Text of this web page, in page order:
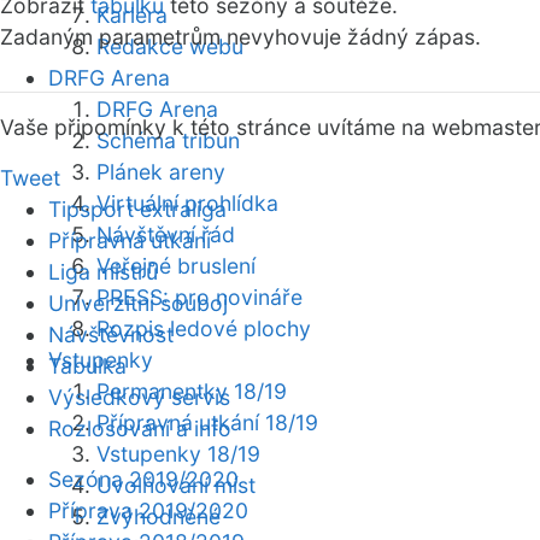
Kariéra
Redakce webu
DRFG Arena
DRFG Arena
Schéma tribun
Plánek areny
Virtuální prohlídka
Návštěvní řád
Veřejné bruslení
PRESS: pro novináře
Rozpis ledové plochy
Vstupenky
Permanentky 18/19
Přípravná utkání 18/19
Vstupenky 18/19
Uvolňování míst
Zvýhodněné
Zobrazit tabulku této sezóny a soutěže.
Zadaným parametrům nevyhovuje žádný zápas.
Vaše připomínky k této stránce uvítáme na webmaster
Tweet
Tipsport extraliga
Přípravná utkání
Liga mistrů
Univerzitní souboj
Návštěvnost
Tabulka
Výsledkový servis
Rozlosování a info
Sezóna 2019/2020
Příprava 2019/2020